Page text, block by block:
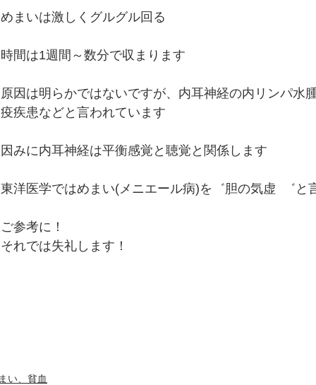
めまいは激しくグルグル回る
時間は1週間～数分で収まります
原因は明らかではないですが、内耳神経の内リンパ水
疫疾患などと言われています
因みに内耳神経は平衡感覚と聴覚と関係します
東洋医学ではめまい(メニエール病)を゛胆の気虚  ゛と
ご参考に！
それでは失礼します！
い、貧血